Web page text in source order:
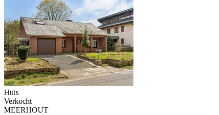
Huis
Verkocht
MEERHOUT